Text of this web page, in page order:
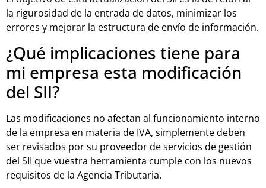
la rigurosidad de la entrada de datos, minimizar los
errores y mejorar la estructura de envío de información.
¿Qué implicaciones tiene para
mi empresa esta modificación
del SII?
Las modificaciones no afectan al funcionamiento interno
de la empresa en materia de IVA, simplemente deben
ser revisados por su proveedor de servicios de gestión
del SII que vuestra herramienta cumple con los nuevos
requisitos de la Agencia Tributaria.